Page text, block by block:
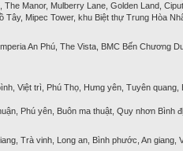
Manor, Mulberry Lane, Golden Land,
Mipec Tower, khu Biệt thự Trung Hòa
An Phú, The Vista, BMC Bến Chương
Việt trì, Phú Thọ, Hưng yên, Tuyên
Phú yên, Buôn ma thuật, Quy nhơn Bình
Trà vinh, Long an, Bình phước, An giang,